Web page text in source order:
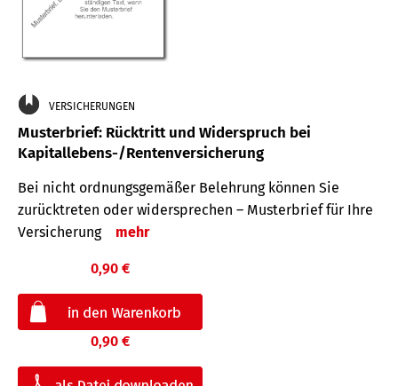
VERSICHERUNGEN
Musterbrief: Rücktritt und Widerspruch bei
Kapitallebens-/Rentenversicherung
Bei nicht ordnungsgemäßer Belehrung können Sie
zurücktreten oder widersprechen – Musterbrief für Ihre
Versicherung
mehr
0,90 €
0,90 €